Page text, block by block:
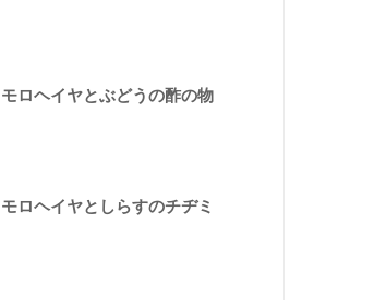
モロヘイヤとぶどうの酢の物
モロヘイヤとしらすのチヂミ